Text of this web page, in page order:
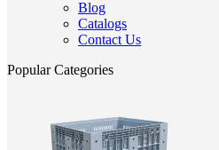
Blog
Catalogs
Contact Us
Popular Categories